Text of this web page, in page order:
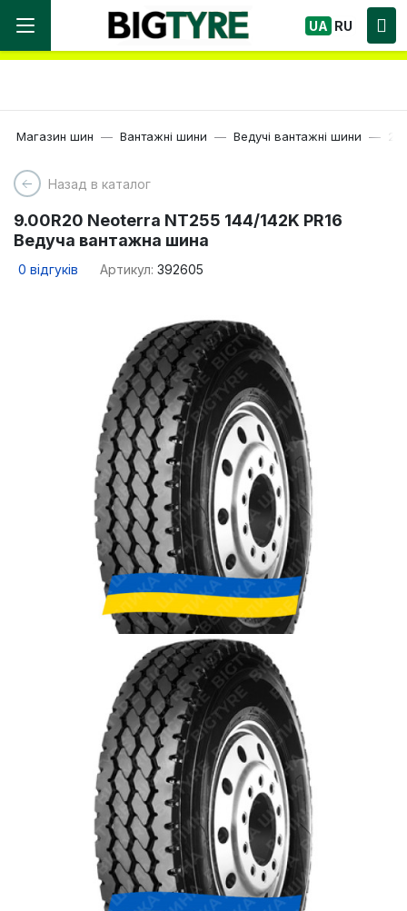
Ми працюємо! Великий вибір Шин, швидка
доставка по Україні!
UA RU
Магазин шин Вантажні шини Ведучі вантажні шини 20
Назад в каталог
9.00R20 Neoterra NT255 144/142K PR16
Ведуча вантажна шина
0 відгуків Артикул: 392605